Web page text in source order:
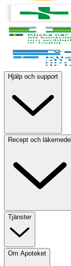
Hjälp och support
Recept och läkemedel
Tjänster
Om Apoteket